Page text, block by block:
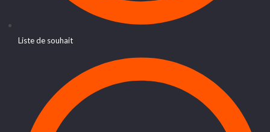
Liste de souhait